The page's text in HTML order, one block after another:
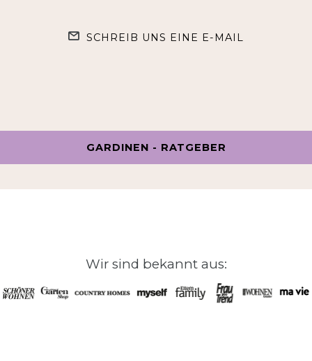
SCHREIB UNS EINE E-MAIL
GARDINEN - RATGEBER
Wir sind bekannt aus: